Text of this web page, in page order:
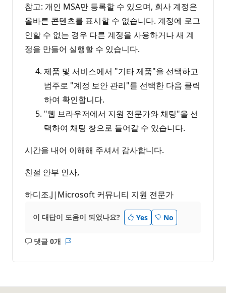
참고: 개인 MSA만 등록할 수 있으며, 회사 계정은
올바른 콘텐츠를 표시할 수 없습니다. 계정에 로그
인할 수 없는 경우 다른 계정을 사용하거나 새 계
정을 만들어 실행할 수 있습니다.
제품 및 서비스에서 "기타 제품"을 선택하고
범주로 "계정 보안 관리"를 선택한 다음 클릭
하여 확인합니다.
"웹 브라우저에서 지원 전문가와 채팅"을 선
택하여 채팅 창으로 들어갈 수 있습니다.
시간을 내어 이해해 주셔서 감사합니다.
친절 안부 인사,
하디조.J|Microsoft 커뮤니티 지원 전문가
이 대답이 도움이 되었나요? Yes No
댓글 0개
설